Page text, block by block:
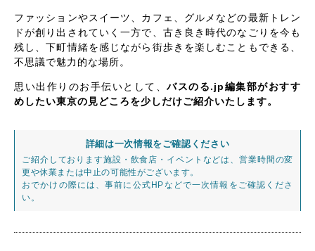
ファッションやスイーツ、カフェ、グルメなどの最新トレン
ドが創り出されていく一方で、古き良き時代のなごりを今も
残し、下町情緒を感じながら街歩きを楽しむこともできる、
不思議で魅力的な場所。
思い出作りのお手伝いとして、バスのる.jp編集部がおすす
めしたい東京の見どころを少しだけご紹介いたします。
詳細は一次情報をご確認ください
ご紹介しております施設・飲食店・イベントなどは、営業時間の変
更や休業または中止の可能性がございます。
おでかけの際には、事前に公式HPなどで一次情報をご確認くださ
い。